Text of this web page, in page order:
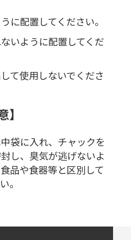
に配置してください。
いように配置してくだ
て使用しないでくださ
】
袋に入れ、チャックを
し、臭気が逃げないよ
品や食器等と区別して
。